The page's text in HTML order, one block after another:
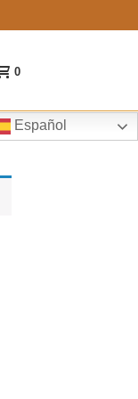
0
Español